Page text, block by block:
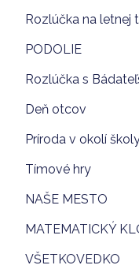
Rozlúčka na letnej
PODOLIE
Rozlúčka s
Deň otcov
Príroda v okolí
Tímové hry
NAŠE MESTO
MATEMATICKÝ
VŠETKOVEDKO